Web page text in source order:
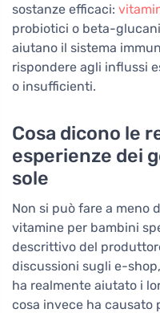
sostanze efficaci:
probiotici o beta-
aiutano il sistema
rispondere agli influssi
o insufficienti.
Cosa dicono le
esperienze dei
sole
Non si può fare a meno
vitamine per bambini
descrittivo del
discussioni sugli e-
ha realmente aiutato i
cosa invece ha causato